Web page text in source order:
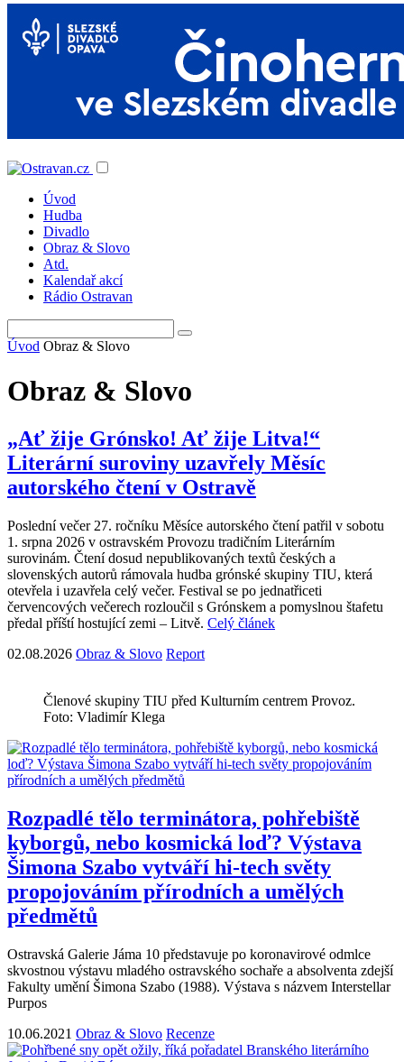
Úvod
Hudba
Divadlo
Obraz & Slovo
Atd.
Kalendař akcí
Rádio Ostravan
Úvod Obraz & Slovo
Obraz & Slovo
„Ať žije Grónsko! Ať žije Litva!“
Literární suroviny uzavřely Měsíc
autorského čtení v Ostravě
Poslední večer 27. ročníku Měsíce autorského čtení patřil v sobotu
1. srpna 2026 v ostravském Provozu tradičním Literárním
surovinám. Čtení dosud nepublikovaných textů českých a
slovenských autorů rámovala hudba grónské skupiny TIU, která
otevřela i uzavřela celý večer. Festival se po jednatřiceti
červencových večerech rozloučil s Grónskem a pomyslnou štafetu
předal příští hostující zemi – Litvě. Celý článek
02.08.2026 Obraz & Slovo Report
Členové skupiny TIU před Kulturním centrem Provoz.
Foto: Vladimír Klega
Rozpadlé tělo terminátora, pohřebiště
kyborgů, nebo kosmická loď? Výstava
Šimona Szabo vytváří hi-tech světy
propojováním přírodních a umělých
předmětů
Ostravská Galerie Jáma 10 představuje po koronavirové odmlce
skvostnou výstavu mladého ostravského sochaře a absolventa zdejší
Fakulty umění Šimona Szabo (1988). Výstava s názvem Interstellar
Purpos
10.06.2021 Obraz & Slovo Recenze